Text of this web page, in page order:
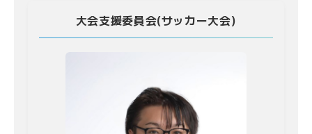
大会支援委員会(サッカー大会)